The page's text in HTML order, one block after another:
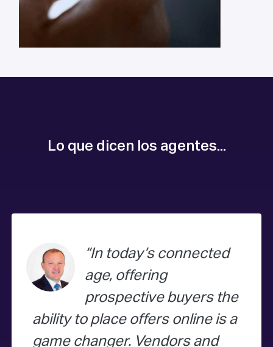
Lo que dicen los agentes...
In today’s connected
age, offering
prospective buyers the
ability to place offers online is a
game changer. Vendors and